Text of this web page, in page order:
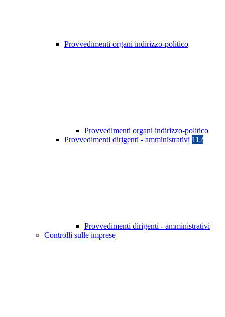
Provvedimenti organi indirizzo-politico
Provvedimenti organi indirizzo-politico
Provvedimenti dirigenti - amministrativi 112
Provvedimenti dirigenti - amministrativi
Controlli sulle imprese